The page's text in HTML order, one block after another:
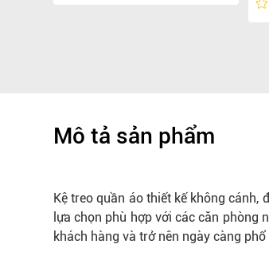
Mô tả sản phẩm
Kệ treo quần áo thiết kế không cánh,
lựa chọn phù hợp với các căn phòng
khách hàng và trở nên ngày càng phổ